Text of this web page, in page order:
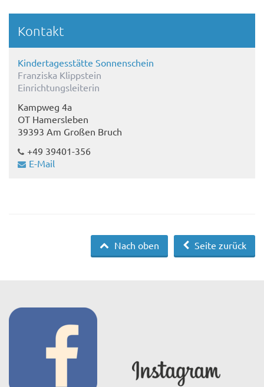
Kontakt
Kindertagesstätte Sonnenschein
Franziska Klippstein
Einrichtungsleiterin
Kampweg 4a
OT Hamersleben
39393 Am Großen Bruch
+49 39401-356
E-Mail
Seite zurück
Nach oben